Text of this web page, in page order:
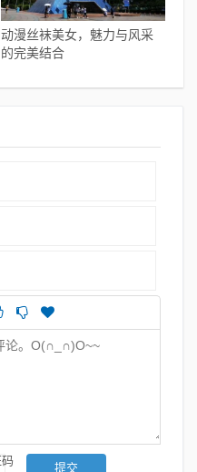
动漫丝袜美女，魅力与风采
的完美结合